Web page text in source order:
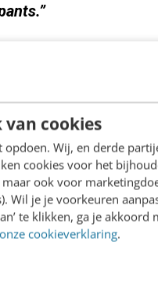
cookies
Wij, en derde
cookies voor het
ook voor
Wil je je voorkeuren
te klikken, ga je akkoord
cookieverklaring.
doorAdbusters
iedereen op om zich
er aan toegaat.
er aan toe gaat.
naar
Frappant is
wordt